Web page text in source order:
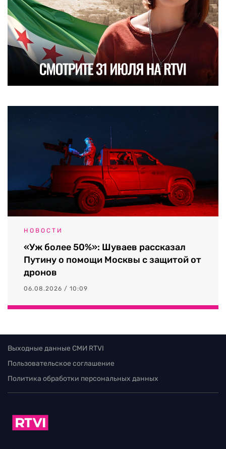
НОВОСТИ
«Уж более 50%»: Шуваев рассказал
Путину о помощи Москвы с защитой от
дронов
06.08.2026 / 10:09
Выходные данные СМИ RTVI
Пользовательское соглашение
Политика обработки персональных данных